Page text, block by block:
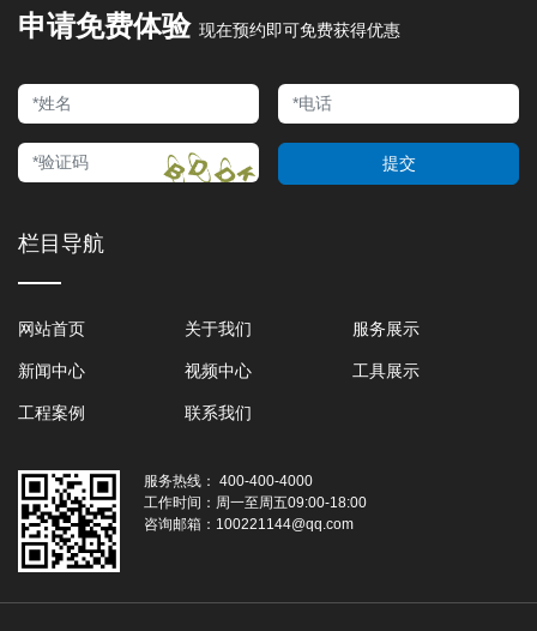
申请免费体验 现在预约即可免费获得优惠
提交
栏目导航
网站首页 关于我们 服务展示
新闻中心 视频中心 工具展示
工程案例 联系我们
服务热线： 400-400-4000
工作时间： 周一至周五09:00-18:00
咨询邮箱： 100221144@qq.com